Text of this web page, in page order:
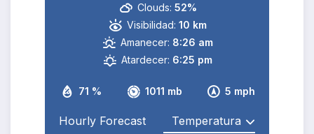
71 % 1011 mb 5 mph
Clouds: 52%
Visibilidad: 10 km
Amanecer: 8:26 am
Atardecer: 6:25 pm
Hourly Forecast